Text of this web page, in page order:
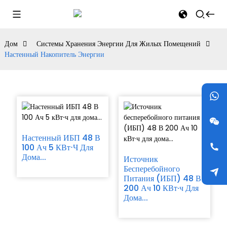
Дом
Системы Хранения Энергии Для Жилых Помещений
Настенный Накопитель Энергии
Настенный ИБП 48 В
100 Ач 5 КВт⋅ч Для
Дома...
Источник
Бесперебойного
Питания (ИБП) 48 В
200 Ач 10 ​​кВт·ч Для
Дома...